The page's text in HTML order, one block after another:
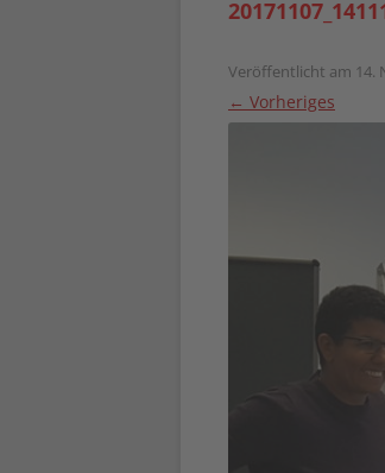
Veröffentlicht am 14.
← Vorheriges